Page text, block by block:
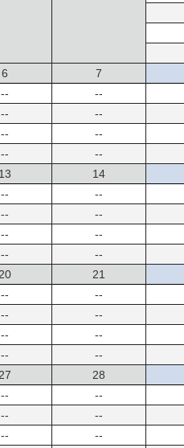
6
--
--
--
--
7
--
--
--
--
13
--
--
--
--
14
--
--
--
--
20
--
--
--
--
21
--
--
--
--
27
--
--
--
28
--
--
--